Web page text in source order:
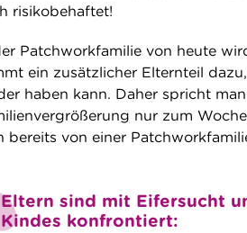
risikobehaftet!
Patchworkfamilie von heute
ein zusätzlicher Elternteil
haben kann. Daher spricht
nur zum
bereits von einer
Eltern sind mit Eifersucht
Kindes konfrontiert: